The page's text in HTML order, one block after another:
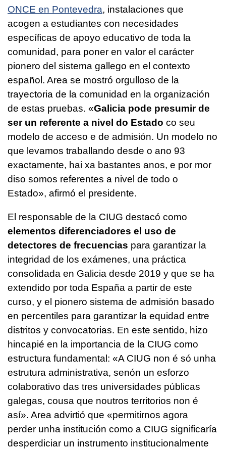
ONCE en Pontevedra, instalaciones que
acogen a estudiantes con necesidades
específicas de apoyo educativo de toda la
comunidad, para poner en valor el carácter
pionero del sistema gallego en el contexto
español. Area se mostró orgulloso de la
trayectoria de la comunidad en la organización
de estas pruebas. «Galicia pode presumir de
ser un referente a nivel do Estado co seu
modelo de acceso e de admisión. Un modelo no
que levamos traballando desde o ano 93
exactamente, hai xa bastantes anos, e por mor
diso somos referentes a nivel de todo o
Estado», afirmó el presidente.
El responsable de la CIUG destacó como
elementos diferenciadores el uso de
detectores de frecuencias para garantizar la
integridad de los exámenes, una práctica
consolidada en Galicia desde 2019 y que se ha
extendido por toda España a partir de este
curso, y el pionero sistema de admisión basado
en percentiles para garantizar la equidad entre
distritos y convocatorias. En este sentido, hizo
hincapié en la importancia de la CIUG como
estructura fundamental: «A CIUG non é só unha
estrutura administrativa, senón un esforzo
colaborativo das tres universidades públicas
galegas, cousa que noutros territorios non é
así». Area advirtió que «permitirnos agora
perder unha institución como a CIUG significaría
desperdiciar un instrumento institucionalmente